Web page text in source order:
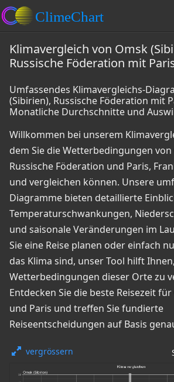
Klimavergleich von Omsk
Russische Föderation mit
Umfassendes Klimavergleichs-
(Sibirien), Russische Föderation mit
Monatliche Durchschnitte und
Willkommen bei unserem
dem Sie die Wetterbedingungen von
Russische Föderation und Paris,
und vergleichen können. Unsere
Diagramme bieten detaillierte
Temperaturschwankungen,
und saisonale Veränderungen im
Sie eine Reise planen oder einfach
das Klima sind, unser Tool hilft
Wetterbedingungen dieser Orte zu
Entdecken Sie die beste Reisezeit
und Paris und treffen Sie fundierte
Reiseentscheidungen auf Basis
vergrössern